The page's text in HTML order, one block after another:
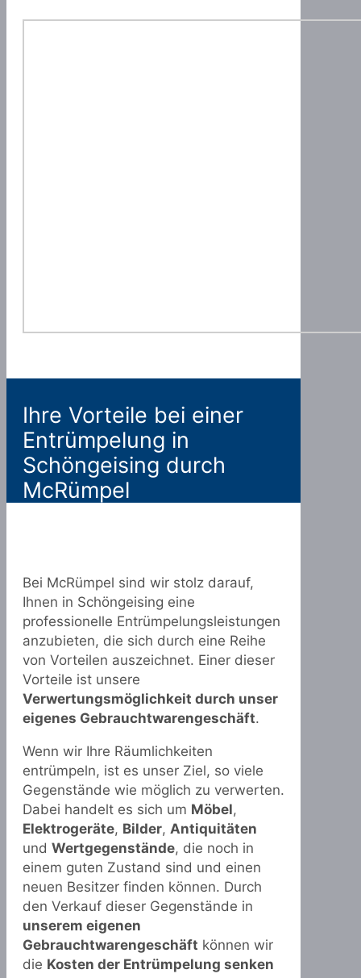
Ihre Vorteile bei einer
Entrümpelung in
Schöngeising durch
McRümpel
Bei McRümpel sind wir stolz darauf,
Ihnen in Schöngeising eine
professionelle Entrümpelungsleistungen
anzubieten, die sich durch eine Reihe
von Vorteilen auszeichnet. Einer dieser
Vorteile ist unsere
Verwertungsmöglichkeit durch unser
eigenes Gebrauchtwarengeschäft.
Wenn wir Ihre Räumlichkeiten
entrümpeln, ist es unser Ziel, so viele
Gegenstände wie möglich zu verwerten.
Dabei handelt es sich um Möbel,
Elektrogeräte, Bilder, Antiquitäten
und Wertgegenstände, die noch in
einem guten Zustand sind und einen
neuen Besitzer finden können. Durch
den Verkauf dieser Gegenstände in
unserem eigenen
Gebrauchtwarengeschäft können wir
die Kosten der Entrümpelung senken